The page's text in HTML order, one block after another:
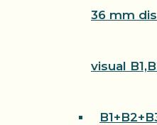
36 mm
visual